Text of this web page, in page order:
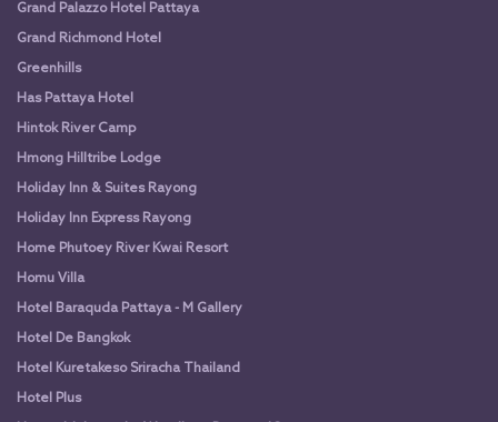
Grand Palazzo Hotel Pattaya
Grand Richmond Hotel
Greenhills
Has Pattaya Hotel
Hintok River Camp
Hmong Hilltribe Lodge
Holiday Inn & Suites Rayong
Holiday Inn Express Rayong
Home Phutoey River Kwai Resort
Homu Villa
Hotel Baraquda Pattaya - M Gallery
Hotel De Bangkok
Hotel Kuretakeso Sriracha Thailand
Hotel Plus